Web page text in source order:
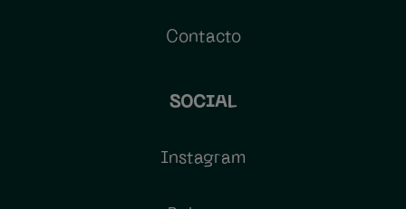
Contacto
SOCIAL
Instagram